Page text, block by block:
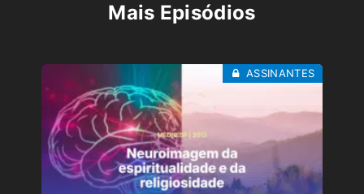
Mais Episódios
ASSINANTES